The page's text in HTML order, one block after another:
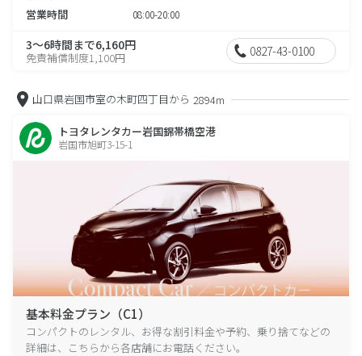
営業時間 08:00-20:00
3～6時間まで6,160円
免責補償制度1,100円 0827-43-0100
山口県岩国市室の木町四丁目から 2894m
トヨタレンタカー岩国錦帯橋空港
岩国市旭町3-15-1
基本料金プラン（C1）
コンパクトのレンタル、お得な割引料金や予約、乗り捨てなどの
詳細は、こちらから各店舗にお電話ください。